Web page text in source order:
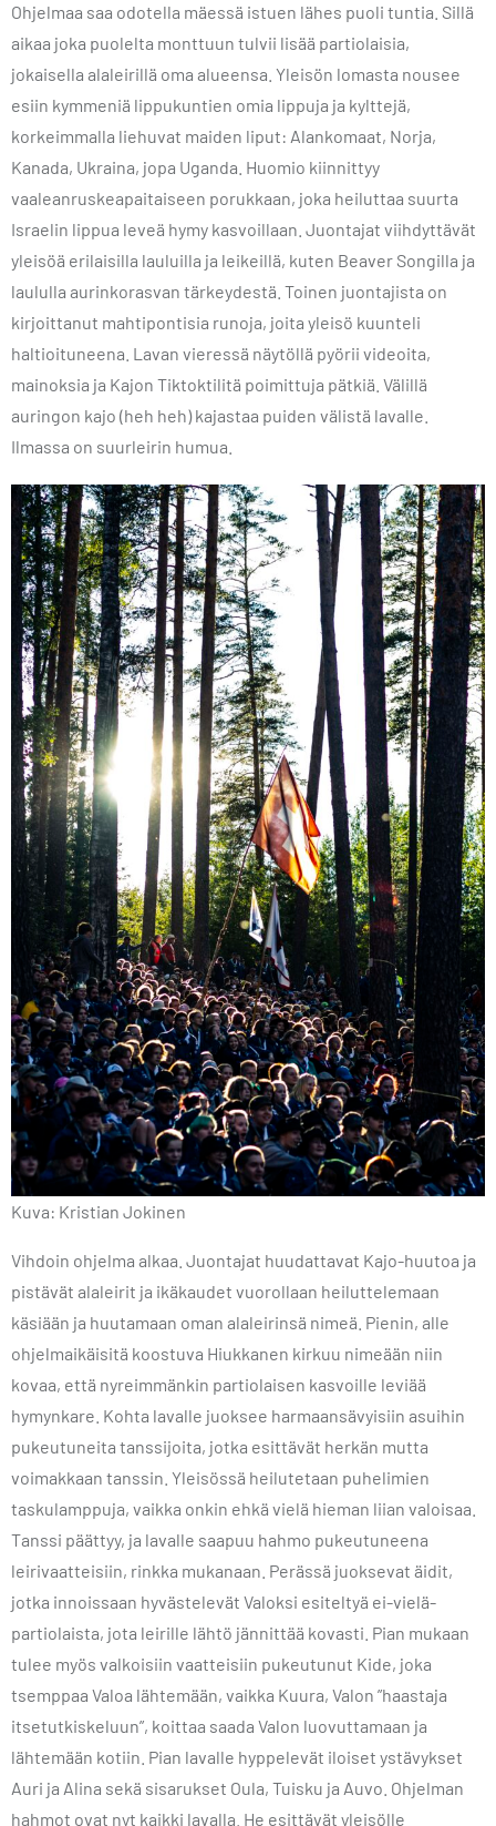
Ohjelmaa saa odotella mäessä istuen lähes puoli tuntia. Sillä
aikaa joka puolelta monttuun tulvii lisää partiolaisia,
jokaisella alaleirillä oma alueensa. Yleisön lomasta nousee
esiin kymmeniä lippukuntien omia lippuja ja kylttejä,
korkeimmalla liehuvat maiden liput: Alankomaat, Norja,
Kanada, Ukraina, jopa Uganda. Huomio kiinnittyy
vaaleanruskeapaitaiseen porukkaan, joka heiluttaa suurta
Israelin lippua leveä hymy kasvoillaan. Juontajat viihdyttävät
yleisöä erilaisilla lauluilla ja leikeillä, kuten Beaver Songilla ja
laululla aurinkorasvan tärkeydestä. Toinen juontajista on
kirjoittanut mahtipontisia runoja, joita yleisö kuunteli
haltioituneena. Lavan vieressä näytöllä pyörii videoita,
mainoksia ja Kajon Tiktoktilitä poimittuja pätkiä. Välillä
auringon kajo (heh heh) kajastaa puiden välistä lavalle.
Ilmassa on suurleirin humua.
Kuva: Kristian Jokinen
Vihdoin ohjelma alkaa. Juontajat huudattavat Kajo-huutoa ja
pistävät alaleirit ja ikäkaudet vuorollaan heiluttelemaan
käsiään ja huutamaan oman alaleirinsä nimeä. Pienin, alle
ohjelmaikäisitä koostuva Hiukkanen kirkuu nimeään niin
kovaa, että nyreimmänkin partiolaisen kasvoille leviää
hymynkare. Kohta lavalle juoksee harmaansävyisiin asuihin
pukeutuneita tanssijoita, jotka esittävät herkän mutta
voimakkaan tanssin. Yleisössä heilutetaan puhelimien
taskulamppuja, vaikka onkin ehkä vielä hieman liian valoisaa.
Tanssi päättyy, ja lavalle saapuu hahmo pukeutuneena
leirivaatteisiin, rinkka mukanaan. Perässä juoksevat äidit,
jotka innoissaan hyvästelevät Valoksi esiteltyä ei-vielä-
partiolaista, jota leirille lähtö jännittää kovasti. Pian mukaan
tulee myös valkoisiin vaatteisiin pukeutunut Kide, joka
tsemppaa Valoa lähtemään, vaikka Kuura, Valon ”haastaja
itsetutkiskeluun”, koittaa saada Valon luovuttamaan ja
lähtemään kotiin. Pian lavalle hyppelevät iloiset ystävykset
Auri ja Alina sekä sisarukset Oula, Tuisku ja Auvo. Ohjelman
hahmot ovat nyt kaikki lavalla. He esittävät yleisölle